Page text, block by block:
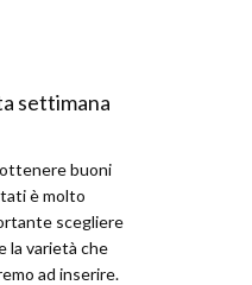
settimana
buoni
è molto
scegliere
la varietà che
ad inserire.